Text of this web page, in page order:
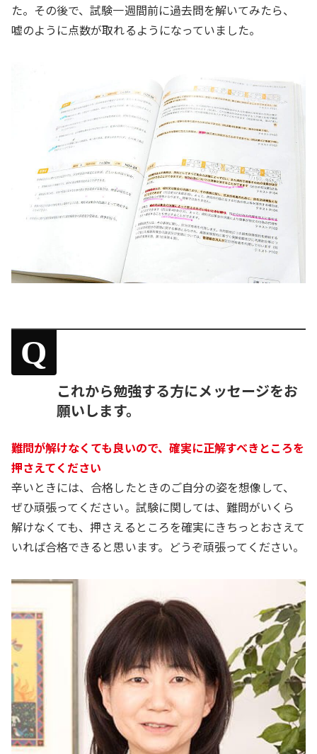
た。その後で、試験一週間前に過去問を解いてみたら、
嘘のように点数が取れるようになっていました。
Q
これから勉強する方にメッセージをお
願いします。
難問が解けなくても良いので、確実に正解すべきところを
押さえてください
辛いときには、合格したときのご自分の姿を想像して、
ぜひ頑張ってください。試験に関しては、難問がいくら
解けなくても、押さえるところを確実にきちっとおさえて
いれば合格できると思います。どうぞ頑張ってください。